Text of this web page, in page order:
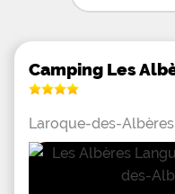
Camping Les
Laroque-des-Albères